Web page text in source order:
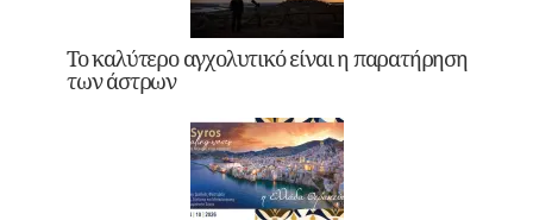
Το καλύτερο αγχολυτικό είναι η παρατήρηση
των άστρων